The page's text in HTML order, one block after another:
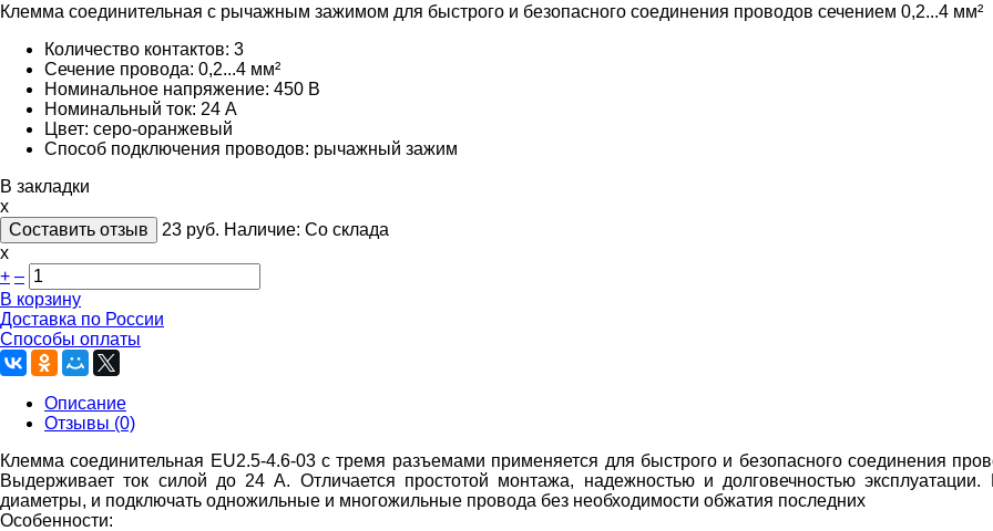
Клемма соединительная с рычажным зажимом для быстрого и безопасного соединения проводов сечением 0,2...4 мм²
Количество контактов: 3
Сечение провода: 0,2...4 мм²
Номинальное напряжение: 450 В
Номинальный ток: 24 А
Цвет: серо-оранжевый
Способ подключения проводов: рычажный зажим
В закладки
x
Составить отзыв
23 руб. Наличие: Со склада
х
+ –
В корзину
Доставка по России
Способы оплаты
Описание
Отзывы (0)
Клемма соединительная EU2.5-4.6-03 с тремя разъемами применяется для быстрого и безопасного соединения
Выдерживает ток силой до 24А. Отличается простотой монтажа, надежностью и долговечностью
диаметры, и подключать одножильные и многожильные провода без необходимости обжатия последних
Особенности: